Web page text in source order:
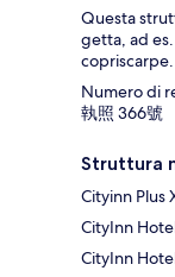
Questa
getta, ad
copriscarpe.
Numero di
執照 366號
Struttura
Cityinn Plus
CityInn
CityInn